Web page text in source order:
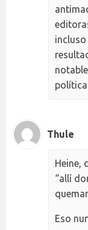
Thule
Heine,
“allí
Eso